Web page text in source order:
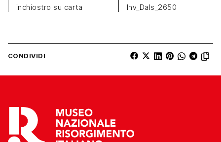
inchiostro su carta Inv_Dals_2650
CONDIVIDI